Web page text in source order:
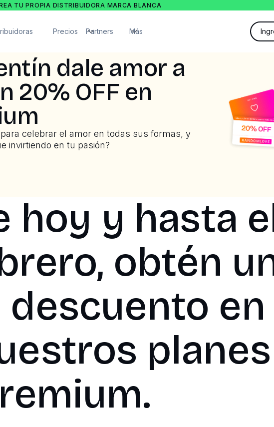
TU PROPIA DISTRIBUIDORA MARCA BLANCA
Precios Partners Más
dale amor a
20% OFF en
celebrar el amor en todas sus formas, y
invirtiendo en tu pasión?
hoy y hasta
obtén
descuento en
planes